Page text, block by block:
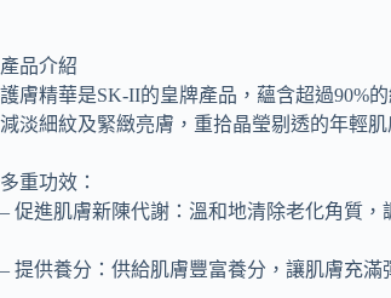
產品介紹
護膚精華是SK-II的皇牌產品，蘊含超過90%
減淡細紋及緊緻亮膚，重拾晶瑩剔透的年輕肌
多重功效：
– 促進肌膚新陳代謝：溫和地清除老化角質
– 提供養分：供給肌膚豐富養分，讓肌膚充滿